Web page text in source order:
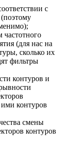
с
частотного
(для нас на
сколько их
фильтры
контуров и
контуров
смены
контуров